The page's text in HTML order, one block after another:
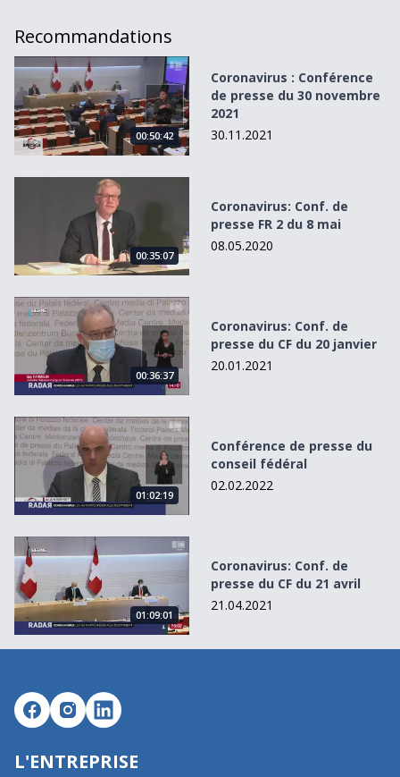
Recommandations
Coronavirus : Conférence de presse du 30 novembre 2021
00:50:42
Coronavirus : Conférence
de presse du 30 novembre
2021
30.11.2021
Coronavirus: Conf. de presse FR 2 du 8 mai
00:35:07
Coronavirus: Conf. de
presse FR 2 du 8 mai
08.05.2020
Coronavirus: Conf. de presse du CF du 20 janvier
00:36:37
Coronavirus: Conf. de
presse du CF du 20 janvier
20.01.2021
Conférence de presse du conseil fédéral
01:02:19
Conférence de presse du
conseil fédéral
02.02.2022
Coronavirus: Conf. de presse du CF du 21 avril
01:09:01
Coronavirus: Conf. de
presse du CF du 21 avril
21.04.2021
L'ENTREPRISE